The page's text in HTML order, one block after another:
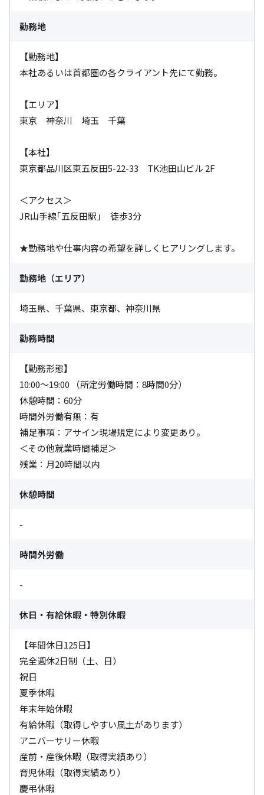
勤務地
【勤務地】
本社あるいは首都圏の各クライアント先にて勤務。
【エリア】
東京　神奈川　埼玉　千葉
【本社】
東京都品川区東五反田5-22-33　TK池田山ビル 2F
＜アクセス＞
JR山手線｢五反田駅｣　徒歩3分
★勤務地や仕事内容の希望を詳しくヒアリングします。
勤務地（エリア）
埼玉県、千葉県、東京都、神奈川県
勤務時間
【勤務形態】
10:00～19:00 （所定労働時間：8時間0分）
休憩時間：60分
時間外労働有無：有
補足事項：アサイン現場規定により変更あり。
＜その他就業時間補足＞
残業：月20時間以内
休憩時間
-
時間外労働
-
休日・有給休暇・特別休暇
【年間休日125日】
完全週休2日制（土、日）
祝日
夏季休暇
年末年始休暇
有給休暇（取得しやすい風土があります）
アニバーサリー休暇
産前・産後休暇（取得実績あり）
育児休暇（取得実績あり）
慶弔休暇